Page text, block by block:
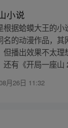
小说
根据蛤蟆大王的小
名的动漫作品，其
播出效果不太理
有《开局一座山
月26日 11:32